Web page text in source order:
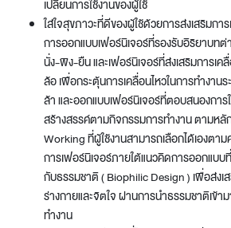
เปลี่ยนการใช้งานของผู้ใช้
ใส่ใจสุขภาวะที่ดีของผู้ใช้ด้วยการส่งเสริมกา
การออกแบบเฟอร์นิเจอร์ที่รองรับอิริยาบทต่
นั่ง-พิง-ยืน และเฟอร์นิเจอร์ที่ส่งเสริมการเค
ล้อ เพื่อกระตุ้นการเคลื่อนไหวในการทำงาน
ล้า และออกแบบเฟอร์นิเจอร์ที่ตอบสนองกา
สร้างสรรค์ตามกิจกรรมการทำงาน ตามห
Working ที่ผู้ใช้งานสามารถเลือกได้เองตาม
การเฟอร์นิเจอร์ภายใต้แนวคิดการออกแบบที่
กับธรรมชาติ ( Biophilic Design ) เพื่อส่ง
ร่างกายและจิตใจ ผ่านการนำธรรมชาติเข้
ทำงาน